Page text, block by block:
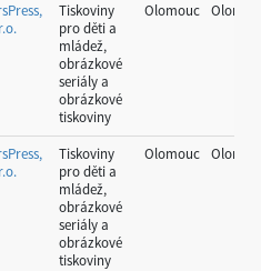
Tiskoviny
pro děti a
mládež,
obrázkové
seriály a
obrázkové
tiskoviny
Olomouc
Tiskoviny
pro děti a
mládež,
obrázkové
seriály a
obrázkové
tiskoviny
Olomouc